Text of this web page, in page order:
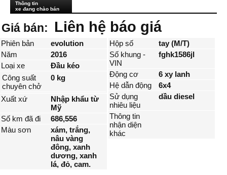
Thông tin
xe đang chào bán
Giá bán: Liên hệ báo giá
Phiên bản
evolution
Năm
2016
Loại xe
Đầu kéo
Công suất
chuyên chở
0 kg
Xuất xứ
Nhập khẩu từ
Mỹ
Số km đã đi
686,556
Màu sơn
xám, trắng,
nâu vàng
đông, xanh
dương, xanh
lá, đỏ, cam.
Hộp số
tay (M/T)
Số khung -
VIN
fghk1586jl
Động cơ
6 xy lanh
Hệ dẫn động
6x4
Sử dụng
nhiêu liệu
dầu diesel
Thông tin
nhận diện
khác